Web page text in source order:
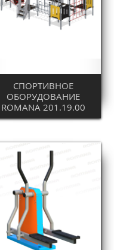
СПОРТИВНОЕ
ОБОРУДОВАНИЕ
ROMANA 201.19.00